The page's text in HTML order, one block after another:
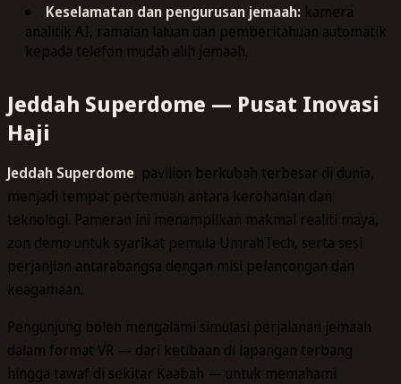
Keselamatan dan pengurusan jemaah: kamera
analitik AI, ramalan laluan dan pemberitahuan automatik
kepada telefon mudah alih jemaah.
Jeddah Superdome — Pusat Inovasi
Haji
Jeddah Superdome, pavilion berkubah terbesar di dunia,
menjadi tempat pertemuan antara kerohanian dan
teknologi. Pameran ini menampilkan makmal realiti maya,
zon demo untuk syarikat pemula UmrahTech, serta sesi
perjanjian antarabangsa dengan misi pelancongan dan
keagamaan.
Pengunjung boleh mengalami simulasi perjalanan jemaah
dalam format VR — dari ketibaan di lapangan terbang
hingga tawaf di sekitar Kaabah — untuk memahami